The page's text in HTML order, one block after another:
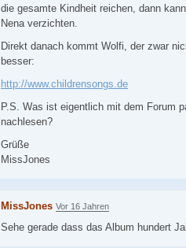
die gesamte Kindheit reichen, dann
Nena verzichten.
Direkt danach kommt Wolfi, der zwar
besser:
http://www.childrensongs.de
P.S. Was ist eigentlich mit dem Forum
nachlesen?
Grüße
MissJones
MissJones Vor 16 Jahren
Sehe gerade dass das Album hundert